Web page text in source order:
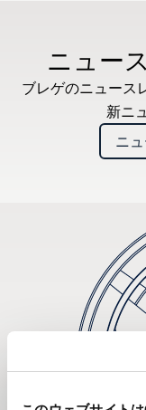
ニュー
ブレゲのニュース
新ニ
ニ